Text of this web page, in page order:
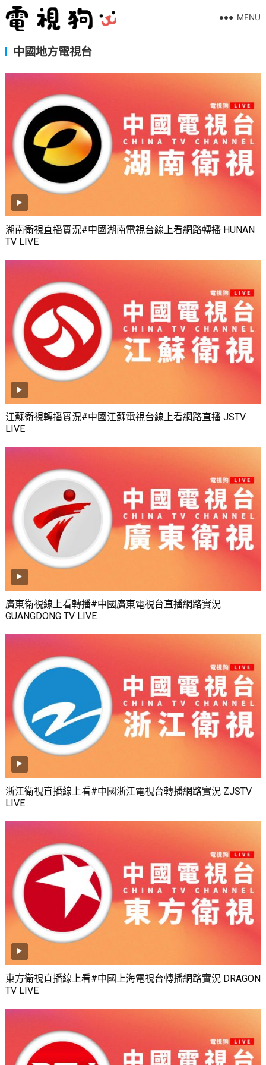
MENU
中國地方電視台
湖南衛視直播實況#中國湖南電視台線上看網路轉播 HUNAN
TV LIVE
江蘇衛視轉播實況#中國江蘇電視台線上看網路直播 JSTV
LIVE
廣東衛視線上看轉播#中國廣東電視台直播網路實況
GUANGDONG TV LIVE
浙江衛視直播線上看#中國浙江電視台轉播網路實況 ZJSTV
LIVE
東方衛視直播線上看#中國上海電視台轉播網路實況 DRAGON
TV LIVE